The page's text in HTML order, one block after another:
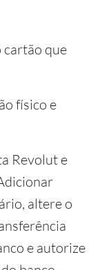
cartão que
físico e
Revolut e
altere o
e autorize